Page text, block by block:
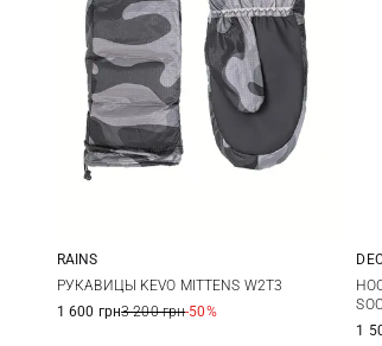
M L
RAINS
РУКАВИЦЫ KEVO MITTENS W2T3
1 600 грн3 200 грн-50%
1